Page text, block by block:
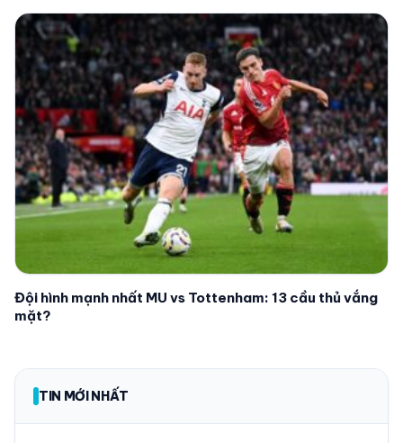
Đội hình mạnh nhất MU vs Tottenham: 13 cầu thủ vắng
mặt?
TIN MỚI NHẤT